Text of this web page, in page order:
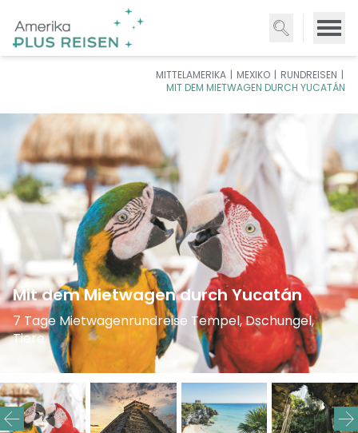
zum
Inhalt
MITTELAMERIKA MEXIKO
RUNDREISEN
MIT DEM MIETWAGEN DURCH YUCATÁN
Mit dem Mietwagen durch Yucatán
7 Tage Mietwagenrundreise Tempel, Dschungel,
Tiere